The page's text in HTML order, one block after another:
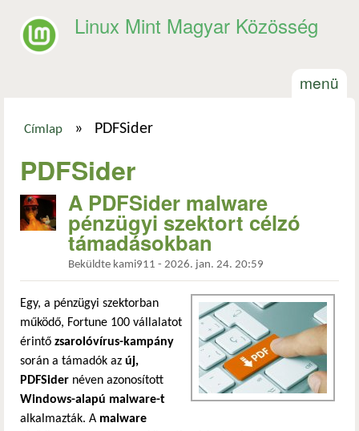
Linux Mint Magyar Közösség
menü
Címlap » PDFSider
PDFSider
A PDFSider malware
pénzügyi szektort célzó
támadásokban
Beküldte kami911 - 2026. jan. 24. 20:59
Egy, a pénzügyi szektorban
működő, Fortune 100 vállalatot
érintő zsarolóvírus-kampány
során a támadók az új,
PDFSider néven azonosított
Windows-alapú malware-t
alkalmazták. A malware